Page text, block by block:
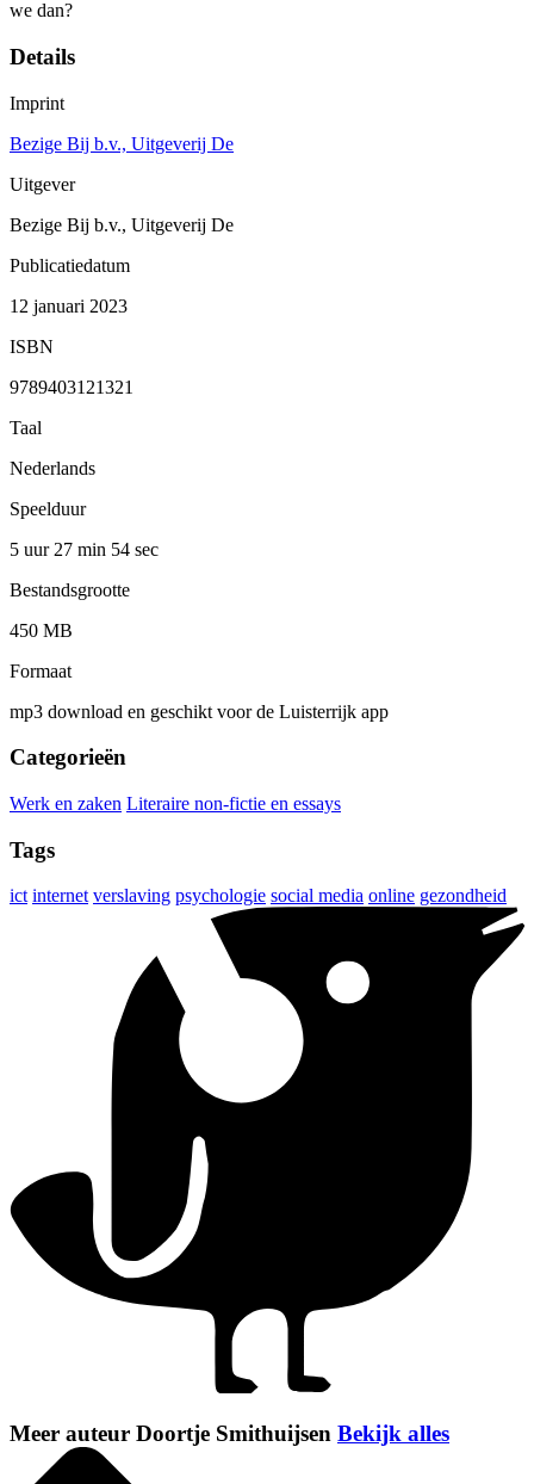
we dan?
Details
Imprint
Bezige Bij b.v., Uitgeverij De
Uitgever
Bezige Bij b.v., Uitgeverij De
Publicatiedatum
12 januari 2023
ISBN
9789403121321
Taal
Nederlands
Speelduur
5 uur 27 min 54 sec
Bestandsgrootte
450 MB
Formaat
mp3 download en geschikt voor de Luisterrijk app
Categorieën
Werk en zaken Literaire non-fictie en essays
Tags
ict internet verslaving psychologie social media online gezondheid
Meer auteur Doortje Smithuijsen Bekijk alles